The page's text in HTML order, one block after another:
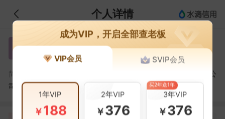
个人详情
杨 杨威荣
简介：
杨威荣，广东省农业供给侧结构性改革基金管理有限公
司的法定代表人
成为VIP，开启全部查老板
VIP会员 SVIP会员
1年VIP
￥188
2年VIP
￥376
3年VIP
￥376
买2年送1年